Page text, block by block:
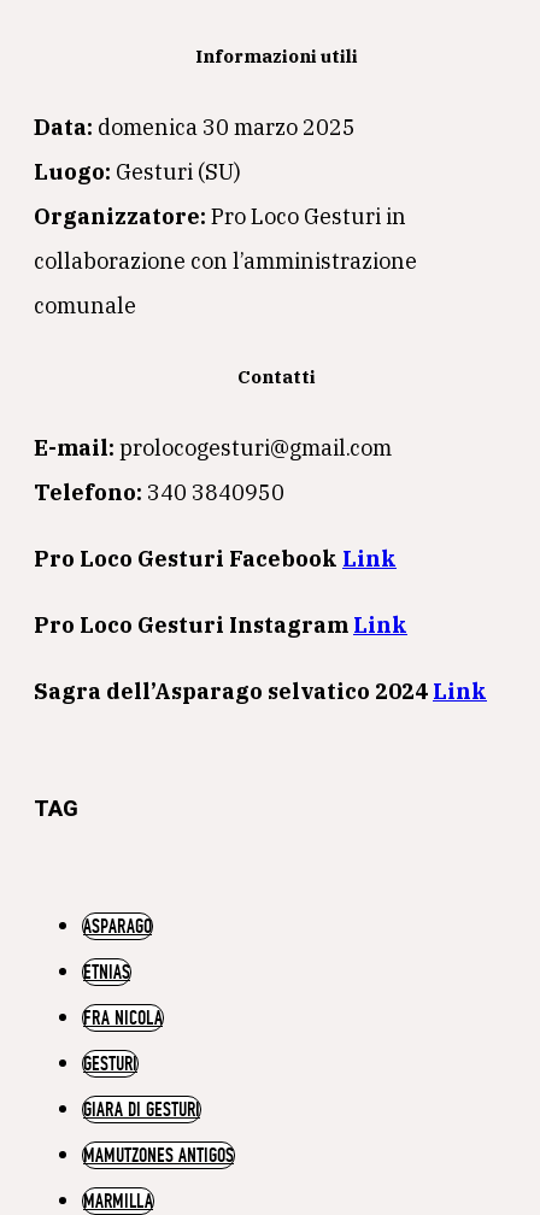
Informazioni utili
Data: domenica 30 marzo 2025
Luogo: Gesturi (SU)
Organizzatore: Pro Loco Gesturi in
collaborazione con l’amministrazione
comunale
Contatti
E-mail: prolocogesturi@gmail.com
Telefono: 340 3840950
Pro Loco Gesturi Facebook Link
Pro Loco Gesturi Instagram Link
Sagra dell’Asparago selvatico 2024 Link
TAG
ASPARAGO
ETNIAS
FRA NICOLA
GESTURI
GIARA DI GESTURI
MAMUTZONES ANTIGOS
MARMILLA